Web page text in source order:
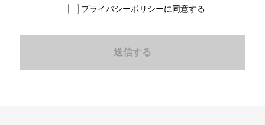
プライバシーポリシーに同意する